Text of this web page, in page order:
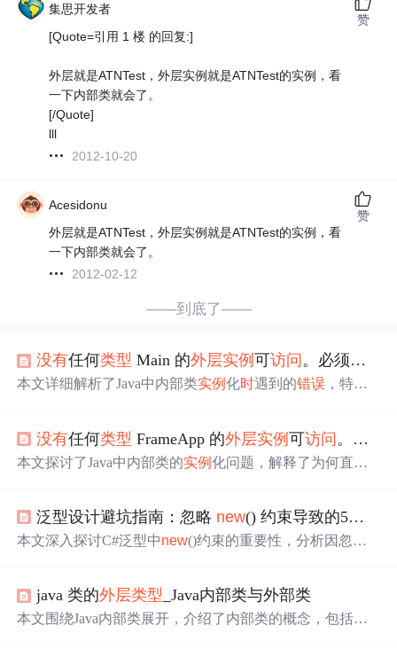
集思开发者
[Quote=引用 1 楼 的回复:]
外层就是ATNTest，外层实例就是ATNTest的实例，看
一下内部类就会了。
[/Quote]
lll
2012-10-20
赞
Acesidonu
外层就是ATNTest，外层实例就是ATNTest的实例，看
一下内部类就会了。
2012-02-12
赞
——到底了——
没有任何类型 Main 的外层实例可访问 。必须用
本文详细解析了Java中内部类实例化时遇到的错误 ，特别
案：一是通过外部类实例作为参数传递，二是将内部类声
明为静态。
没有任何类型 FrameApp 的外层实例可访问。必须用
本文探讨了Java中内部类的实例化问题，解释了为何直接
，再通过该实例来创建内部类的对象。
泛型设计避坑指南：忽略 new() 约束导致的5种致命
本文深入探讨C#泛型中new()约束的重要性，分析因忽略
据丢失等问题，并从编译期校验到运行时机制进行解析，
提出显式约束、工厂模式、反射缓存等有效修复方案。
java 类的外层类型 _Java内部类与外部类
本文围绕Java内部类展开，介绍了内部类的概念，包括成